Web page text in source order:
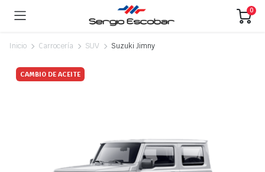
0
Inicio Carrocería SUV Suzuki Jimny
CAMBIO DE ACEITE